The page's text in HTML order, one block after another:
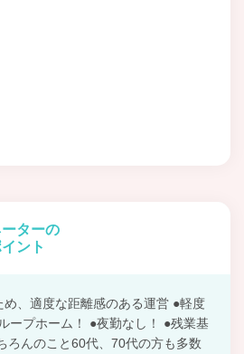
ターの
ント
、適度な距離感のある運営 ●軽度
ープホーム！ ●夜勤なし！ ●残業基
ろんのこと60代、70代の方も多数